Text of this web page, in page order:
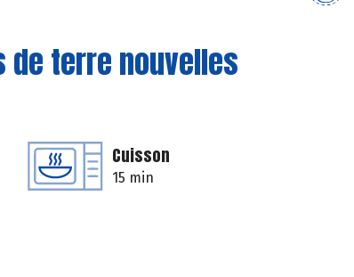
de terre nouvelles
Cuisson
15 min